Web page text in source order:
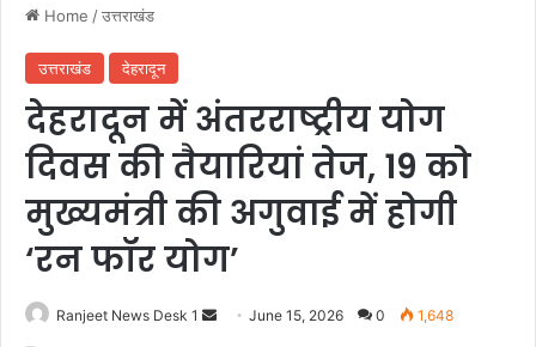
Home /उत्तराखंड
उत्तराखंड देहरादून
देहरादून में अंतरराष्ट्रीय योग
दिवस की तैयारियां तेज, 19 को
मुख्यमंत्री की अगुवाई में होगी
‘रन फॉर योग’
Ranjeet News Desk 1 June 15, 2026 0 1,648